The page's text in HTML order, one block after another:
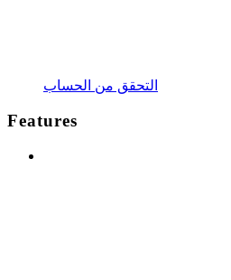
التحقق من الحساب
Features